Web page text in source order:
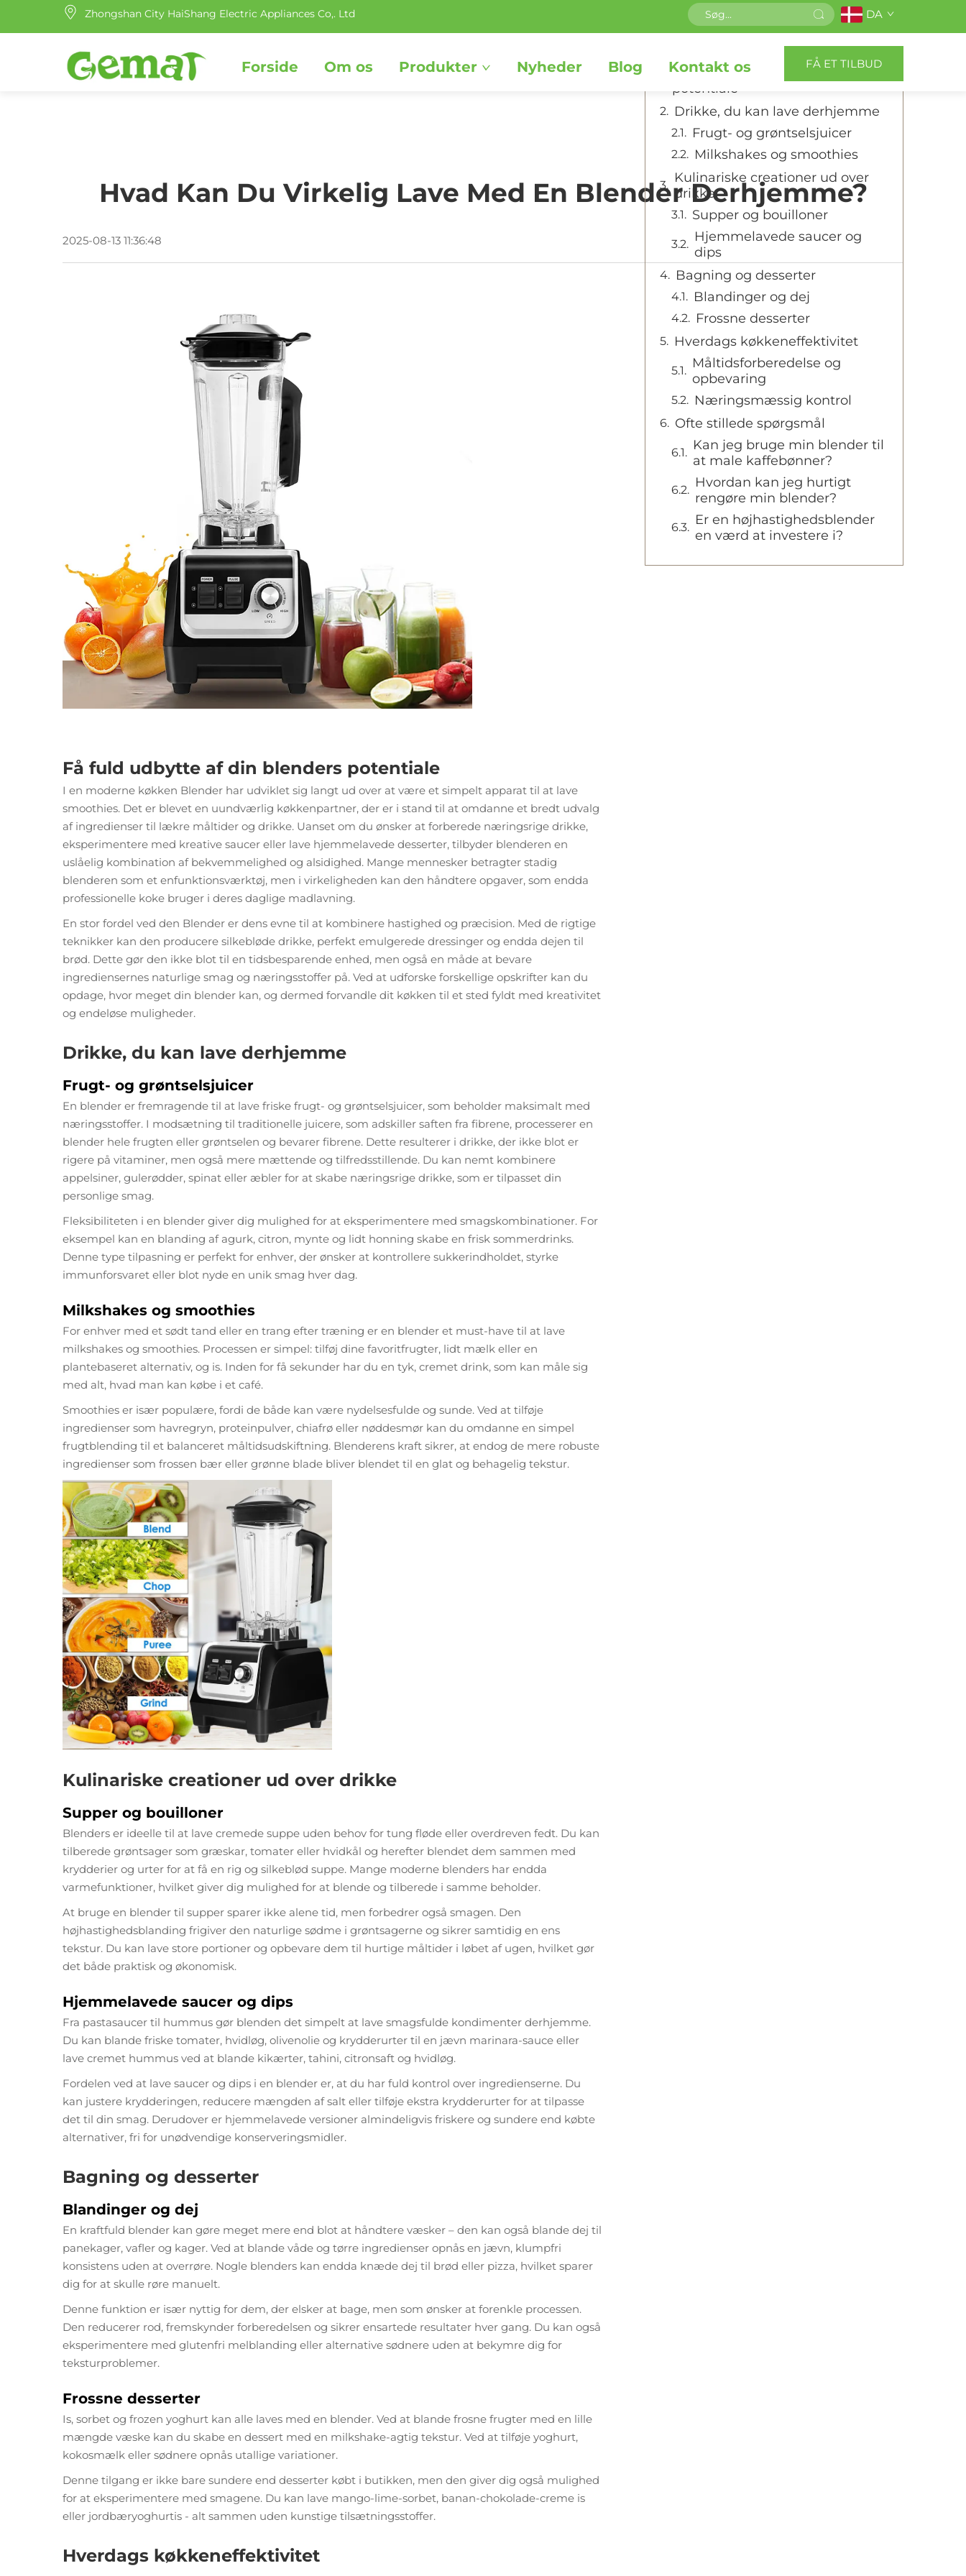
Zhongshan City HaiShang Electric Appliances Co,. Ltd DA
Forside Om os Produkter Nyheder Blog Kontakt os FÅ ET TILBUD
Hvad Kan Du Virkelig Lave Med En Blender Derhjemme?
2025-08-13 11:36:48
Få fuld udbytte af din blenders potentiale
I en moderne køkken Blender har udviklet sig langt ud over at være et simpelt apparat til at lave
smoothies. Det er blevet en uundværlig køkkenpartner, der er i stand til at omdanne et bredt udvalg
af ingredienser til lækre måltider og drikke. Uanset om du ønsker at forberede næringsrige drikke,
eksperimentere med kreative saucer eller lave hjemmelavede desserter, tilbyder blenderen en
uslåelig kombination af bekvemmelighed og alsidighed. Mange mennesker betragter stadig
blenderen som et enfunktionsværktøj, men i virkeligheden kan den håndtere opgaver, som endda
professionelle koke bruger i deres daglige madlavning.
En stor fordel ved den Blender er dens evne til at kombinere hastighed og præcision. Med de rigtige
teknikker kan den producere silkebløde drikke, perfekt emulgerede dressinger og endda dejen til
brød. Dette gør den ikke blot til en tidsbesparende enhed, men også en måde at bevare
ingrediensernes naturlige smag og næringsstoffer på. Ved at udforske forskellige opskrifter kan du
opdage, hvor meget din blender kan, og dermed forvandle dit køkken til et sted fyldt med kreativitet
og endeløse muligheder.
Drikke, du kan lave derhjemme
Frugt- og grøntselsjuicer
En blender er fremragende til at lave friske frugt- og grøntselsjuicer, som beholder maksimalt med
næringsstoffer. I modsætning til traditionelle juicere, som adskiller saften fra fibrene, processerer en
blender hele frugten eller grøntselen og bevarer fibrene. Dette resulterer i drikke, der ikke blot er
rigere på vitaminer, men også mere mættende og tilfredsstillende. Du kan nemt kombinere
appelsiner, gulerødder, spinat eller æbler for at skabe næringsrige drikke, som er tilpasset din
personlige smag.
Fleksibiliteten i en blender giver dig mulighed for at eksperimentere med smagskombinationer. For
eksempel kan en blanding af agurk, citron, mynte og lidt honning skabe en frisk sommerdrinks.
Denne type tilpasning er perfekt for enhver, der ønsker at kontrollere sukkerindholdet, styrke
immunforsvaret eller blot nyde en unik smag hver dag.
Milkshakes og smoothies
For enhver med et sødt tand eller en trang efter træning er en blender et must-have til at lave
milkshakes og smoothies. Processen er simpel: tilføj dine favoritfrugter, lidt mælk eller en
plantebaseret alternativ, og is. Inden for få sekunder har du en tyk, cremet drink, som kan måle sig
med alt, hvad man kan købe i et café.
Smoothies er især populære, fordi de både kan være nydelsesfulde og sunde. Ved at tilføje
ingredienser som havregryn, proteinpulver, chiafrø eller nøddesmør kan du omdanne en simpel
frugtblending til et balanceret måltidsudskiftning. Blenderens kraft sikrer, at endog de mere robuste
ingredienser som frossen bær eller grønne blade bliver blendet til en glat og behagelig tekstur.
Kulinariske creationer ud over drikke
Supper og bouilloner
Blenders er ideelle til at lave cremede suppe uden behov for tung fløde eller overdreven fedt. Du kan
tilberede grøntsager som græskar, tomater eller hvidkål og herefter blendet dem sammen med
krydderier og urter for at få en rig og silkeblød suppe. Mange moderne blenders har endda
varmefunktioner, hvilket giver dig mulighed for at blende og tilberede i samme beholder.
At bruge en blender til supper sparer ikke alene tid, men forbedrer også smagen. Den
højhastighedsblanding frigiver den naturlige sødme i grøntsagerne og sikrer samtidig en ens
tekstur. Du kan lave store portioner og opbevare dem til hurtige måltider i løbet af ugen, hvilket gør
det både praktisk og økonomisk.
Hjemmelavede saucer og dips
Fra pastasaucer til hummus gør blenden det simpelt at lave smagsfulde kondimenter derhjemme.
Du kan blande friske tomater, hvidløg, olivenolie og krydderurter til en jævn marinara-sauce eller
lave cremet hummus ved at blande kikærter, tahini, citronsaft og hvidløg.
Fordelen ved at lave saucer og dips i en blender er, at du har fuld kontrol over ingredienserne. Du
kan justere krydderingen, reducere mængden af salt eller tilføje ekstra krydderurter for at tilpasse
det til din smag. Derudover er hjemmelavede versioner almindeligvis friskere og sundere end købte
alternativer, fri for unødvendige konserveringsmidler.
Bagning og desserter
Blandinger og dej
En kraftfuld blender kan gøre meget mere end blot at håndtere væsker – den kan også blande dej til
panekager, vafler og kager. Ved at blande våde og tørre ingredienser opnås en jævn, klumpfri
konsistens uden at overrøre. Nogle blenders kan endda knæde dej til brød eller pizza, hvilket sparer
dig for at skulle røre manuelt.
Denne funktion er især nyttig for dem, der elsker at bage, men som ønsker at forenkle processen.
Den reducerer rod, fremskynder forberedelsen og sikrer ensartede resultater hver gang. Du kan også
eksperimentere med glutenfri melblanding eller alternative sødnere uden at bekymre dig for
teksturproblemer.
Frossne desserter
Is, sorbet og frozen yoghurt kan alle laves med en blender. Ved at blande frosne frugter med en lille
mængde væske kan du skabe en dessert med en milkshake-agtig tekstur. Ved at tilføje yoghurt,
kokosmælk eller sødnere opnås utallige variationer.
Denne tilgang er ikke bare sundere end desserter købt i butikken, men den giver dig også mulighed
for at eksperimentere med smagene. Du kan lave mango-lime-sorbet, banan-chokolade-creme is
eller jordbæryoghurtis - alt sammen uden kunstige tilsætningsstoffer.
Hverdags køkkeneffektivitet
Indholdsfortegnelse
Få fuld udbytte af din blenders
potentiale
Drikke, du kan lave derhjemme
Frugt- og grøntselsjuicer
Milkshakes og smoothies
Kulinariske creationer ud over
drikke
Supper og bouilloner
Hjemmelavede saucer og
dips
Bagning og desserter
Blandinger og dej
Frossne desserter
Hverdags køkkeneffektivitet
Måltidsforberedelse og
opbevaring
Næringsmæssig kontrol
Ofte stillede spørgsmål
Kan jeg bruge min blender til
at male kaffebønner?
Hvordan kan jeg hurtigt
rengøre min blender?
Er en højhastighedsblender
en værd at investere i?